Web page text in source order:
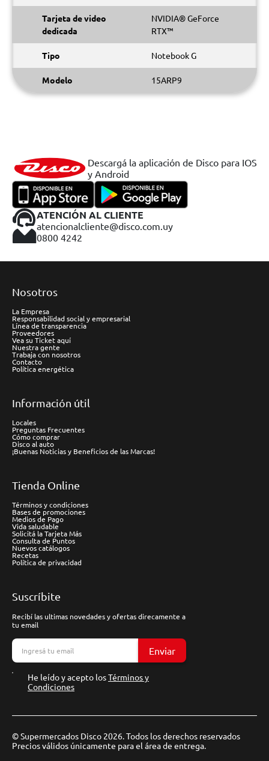
Tarjeta de video
dedicada
NVIDIA® GeForce
RTX™
Tipo Notebook G
Modelo 15ARP9
Descargá la aplicación de Disco para IOS
y Android
ATENCIÓN AL CLIENTE
atencionalcliente@disco.com.uy
0800 4242
Nosotros
La Empresa
Responsabilidad social y empresarial
Línea de transparencia
Proveedores
Vea su Ticket aquí
Nuestra gente
Trabaja con nosotros
Contacto
Política energética
Información útil
Locales
Preguntas Frecuentes
Cómo comprar
Disco al auto
¡Buenas Noticias y Beneficios de las Marcas!
Tienda Online
Términos y condiciones
Bases de promociones
Medios de Pago
Vida saludable
Solicitá la Tarjeta Más
Consulta de Puntos
Nuevos catálogos
Recetas
Política de privacidad
Suscríbite
Recibí las ultimas novedades y ofertas direcamente a
tu email
Enviar
He leído y acepto losTérminos y
Condiciones
© Supermercados Disco 2026. Todos los derechos reservados
Precios válidos únicamente para el área de entrega.